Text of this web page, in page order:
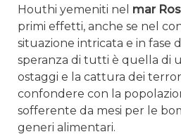
Houthi yemeniti nel mar
primi effetti, anche se nel
situazione intricata e in fase
speranza di tutti è quella di
ostaggi e la cattura dei
confondere con la
sofferente da mesi per le
generi alimentari.